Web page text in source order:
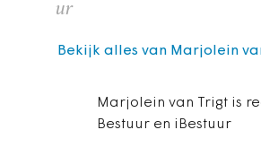
ur
Marjolein van Trigt is
Bestuur en iBestuur
Bekijk alles van Marjolein